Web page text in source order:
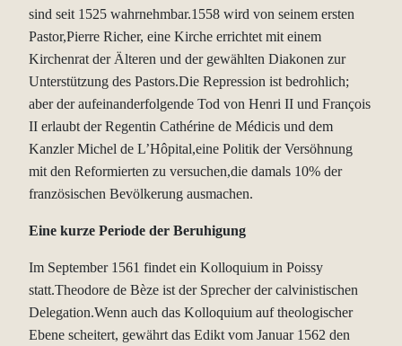
sind seit 1525 wahrnehmbar.1558 wird von seinem ersten
Pastor,Pierre Richer, eine Kirche errichtet mit einem
Kirchenrat der Älteren und der gewählten Diakonen zur
Unterstützung des Pastors.Die Repression ist bedrohlich;
aber der aufeinanderfolgende Tod von Henri II und François
II erlaubt der Regentin Cathérine de Médicis und dem
Kanzler Michel de L’Hôpital,eine Politik der Versöhnung
mit den Reformierten zu versuchen,die damals 10% der
französischen Bevölkerung ausmachen.
Eine kurze Periode der Beruhigung
Im September 1561 findet ein Kolloquium in Poissy
statt.Theodore de Bèze ist der Sprecher der calvinistischen
Delegation.Wenn auch das Kolloquium auf theologischer
Ebene scheitert, gewährt das Edikt vom Januar 1562 den